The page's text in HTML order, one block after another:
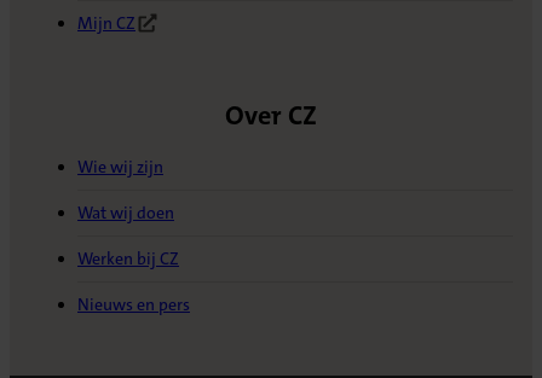
Mijn CZ
(Opent in nieuw tabblad)
Over CZ
Wie wij zijn
Wat wij doen
Werken bij CZ
Nieuws en pers